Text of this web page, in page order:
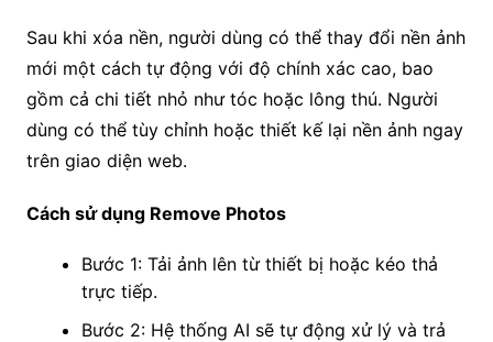
Sau khi xóa nền, người dùng có thể thay đổi nền ảnh
mới một cách tự động với độ chính xác cao, bao
gồm cả chi tiết nhỏ như tóc hoặc lông thú. Người
dùng có thể tùy chỉnh hoặc thiết kế lại nền ảnh ngay
trên giao diện web.
Cách sử dụng Remove Photos
Bước 1: Tải ảnh lên từ thiết bị hoặc kéo thả
trực tiếp.
Bước 2: Hệ thống AI sẽ tự động xử lý và trả